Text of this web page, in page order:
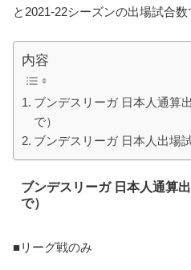
と2021-22シーズンの出場試合数
内容
ブンデスリーガ 日本人通算
で）
ブンデスリーガ 日本人出場
ブンデスリーガ 日本人通算
で）
■リーグ戦のみ